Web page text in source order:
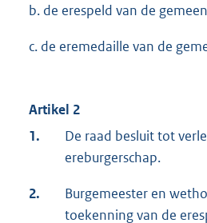
b. de erespeld van de
c. de eremedaille van de
Artikel 2
1.
De raad besluit tot
ereburgerschap.
2.
Burgemeester en
toekenning van de